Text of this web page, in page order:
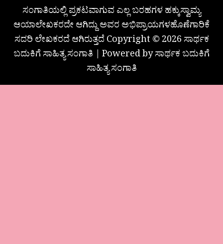
ಸಂಗಾತಿಯಲ್ಲಿ ಪ್ರಕಟವಾಗುವ ಎಲ್ಲ ಬರಹಗಳ ಹಕ್ಕುಸ್ವಾಮ್ಯ
ಆಯಾಲೇಖಕರದೇ ಆಗಿದ್ದು ಅವರ ಅಭಿಪ್ರಾಯಗಳಹೊಣೆಗಾರಿಕೆ
ಸದರಿ ಲೇಖಕರದೆ ಆಗಿರುತ್ತದೆ Copyright © 2026 ಸಾರ್ಥಕ
ಬದುಕಿಗೆ ಸಾಹಿತ್ಯ ಸಂಗಾತಿ | Powered by ಸಾರ್ಥಕ ಬದುಕಿಗೆ
ಸಾಹಿತ್ಯ ಸಂಗಾತಿ